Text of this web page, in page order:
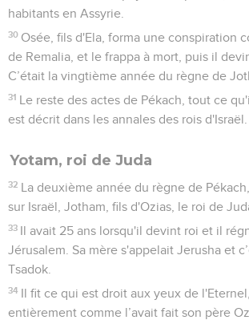
dessus les bœufs en bronze qui la
A cause du roi d'Assyrie, il modifia, dans
l'Eternel, le portique du sabbat qu'on y
Le reste des actes d'Achaz, tout ce qu'il
20 Achaz se coucha avec ses ancêtres et il
place.
2 Rois 17
Seuls les Évangiles sont disponibles en vidéo pour le